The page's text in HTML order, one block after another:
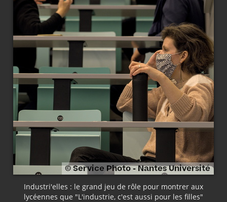
Industri'elles : le grand jeu de rôle pour montrer aux
lycéennes que "L'industrie, c'est aussi pour les filles"